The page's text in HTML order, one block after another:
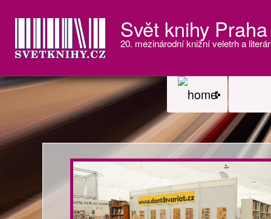
Svět knihy
20. mezinárodní knižní veletrh a